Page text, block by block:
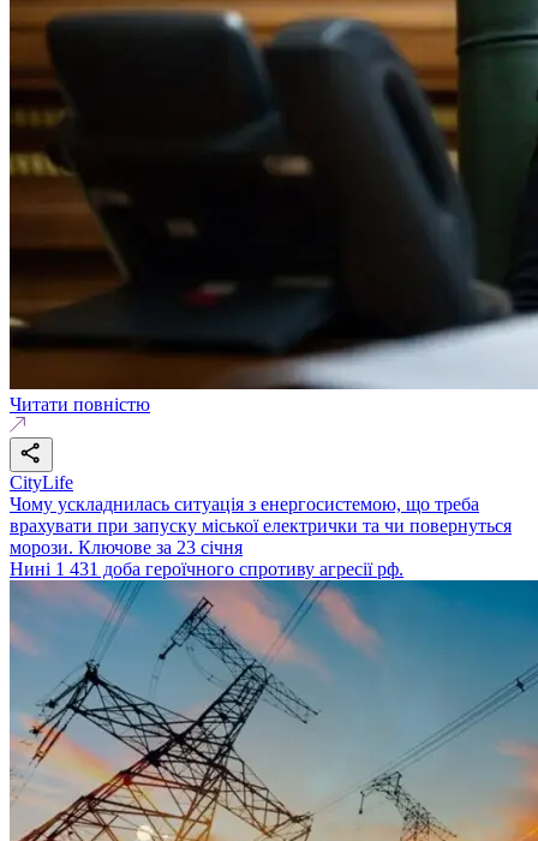
Читати повністю
CityLife
Чому ускладнилась ситуація з енергосистемою, що треба
врахувати при запуску міської електрички та чи повернуться
морози. Ключове за 23 січня
Нині 1 431 доба героїчного спротиву агресії рф.